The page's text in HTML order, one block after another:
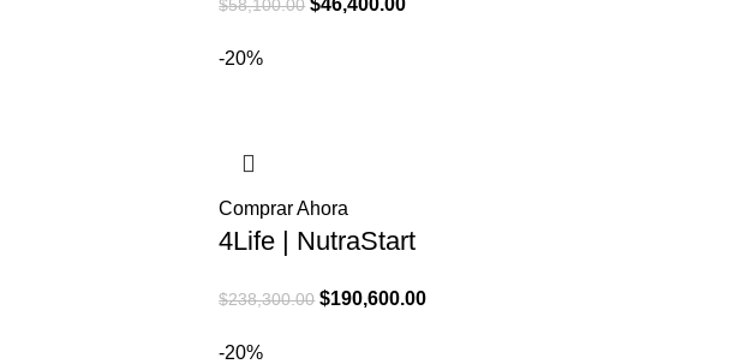
$58,100.00
-20%
Comprar Ahora
4Life | NutraStart
$238,300.00 El
$190,600.00El
-20%